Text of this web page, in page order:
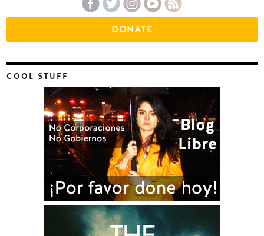
DONATE
COOL STUFF